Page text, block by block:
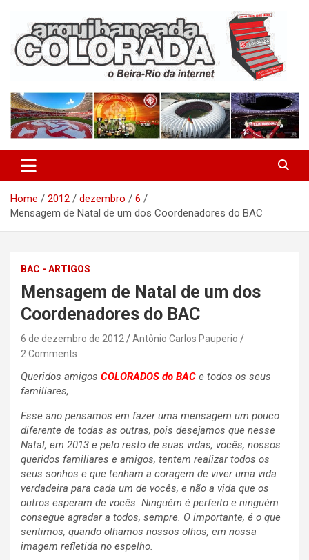
content
Arquibancada Colorada
Home 2012 dezembro
6
Mensagem de Natal de um dos Coordenadores do BAC
BAC - ARTIGOS
Mensagem de Natal de um dos
Coordenadores do BAC
6 de dezembro de 2012
Antônio Carlos Pauperio
2 Comments
Queridos amigos COLORADOS do BAC e todos os seus
familiares,
Esse ano pensamos em fazer uma mensagem um pouco
diferente de todas as outras, pois desejamos que nesse
Natal, em 2013 e pelo resto de suas vidas, vocês, nossos
queridos familiares e amigos, tentem realizar todos os
seus sonhos e que tenham a coragem de viver uma vida
verdadeira para cada um de vocês, e não a vida que os
outros esperam de vocês. Ninguém é perfeito e ninguém
consegue agradar a todos, sempre. O importante, é o que
sentimos, quando olhamos nossos olhos, em nossa
imagem refletida no espelho.